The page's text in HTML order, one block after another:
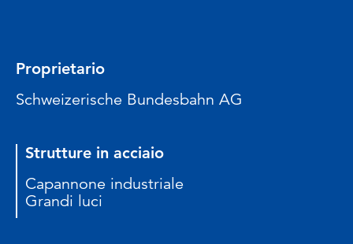
Proprietario
Schweizerische Bundesbahn AG
Strutture in acciaio
Capannone industriale
Grandi luci